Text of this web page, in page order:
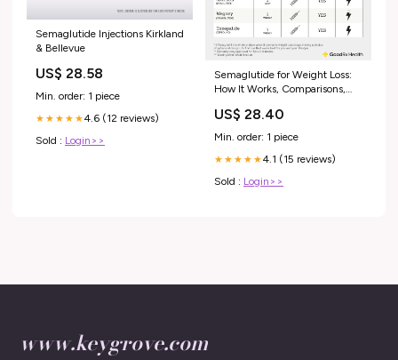
Semaglutide Injections Kirkland
& Bellevue
US$ 28.58
Min. order: 1 piece
★★★★★4.6 (12 reviews)
Sold : Login>>
Semaglutide for Weight Loss:
How It Works, Comparisons,
US$ 28.40
Min. order: 1 piece
★★★★★4.1 (15 reviews)
Sold : Login>>
www.keygrove.com